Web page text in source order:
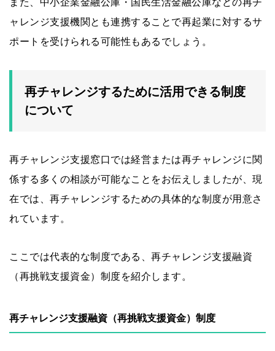
また、中小企業金融公庫・国民生活金融公庫などの再チ
ャレンジ支援機関とも連携することで再起業に対するサ
ポートを受けられる可能性もあるでしょう。
再チャレンジするために活用できる制度
について
再チャレンジ支援窓口では経営または再チャレンジに関
係する多くの相談が可能なことをお伝えしましたが、現
在では、再チャレンジするための具体的な制度が用意さ
れています。
ここでは代表的な制度である、再チャレンジ支援融資
（再挑戦支援資金）制度を紹介します。
再チャレンジ支援融資（再挑戦支援資金）制度